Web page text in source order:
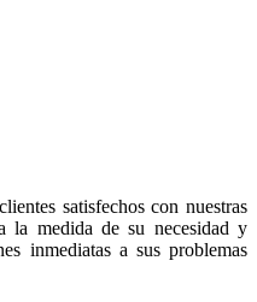
satisfechos con nuestras
la medida de su necesidad y
inmediatas a sus problemas